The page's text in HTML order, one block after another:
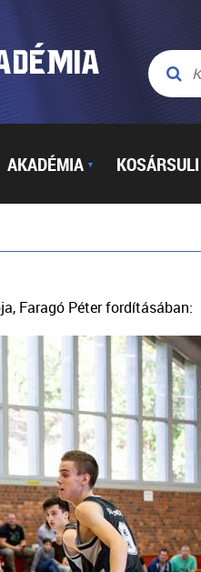
AKADÉMIA ▼ KOSÁRSULI
Faragó Péter fordításában: